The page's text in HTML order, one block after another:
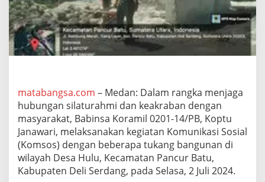
1
4
/
P
J
i
n
K
o
m
s
o
s
d
matabangsa.com – Medan: Dalam rangka menjaga
hubungan silaturahmi dan keakraban dengan
masyarakat, Babinsa Koramil 0201-14/PB, Koptu
Janawari, melaksanakan kegiatan Komunikasi Sosial
(Komsos) dengan beberapa tukang bangunan di
wilayah Desa Hulu, Kecamatan Pancur Batu,
Kabupaten Deli Serdang, pada Selasa, 2 Juli 2024.